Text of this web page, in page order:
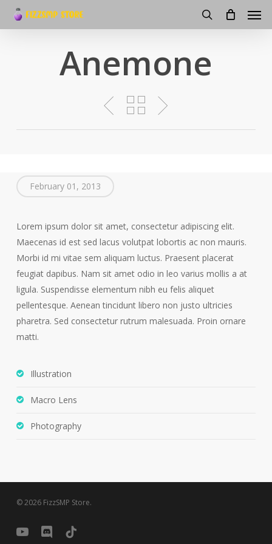
search
Anemone
February 01, 2013
Lorem ipsum dolor sit amet, consectetur adipiscing elit.
Maecenas id est sed lacus volutpat lobortis ac non mauris.
Morbi id mi vitae sem aliquam luctus. Praesent placerat
feugiat dapibus. Nam sit amet odio in leo varius mollis a at
ligula. Suspendisse elementum nibh eu felis aliquet
pellentesque. Aenean tincidunt libero non justo ultricies
pharetra. Sed consectetur rutrum malesuada. Proin ornare
matti.
Illustration
Macro Lens
Photography
© 2026 FizzSMP Store.
youtubediscordtiktok